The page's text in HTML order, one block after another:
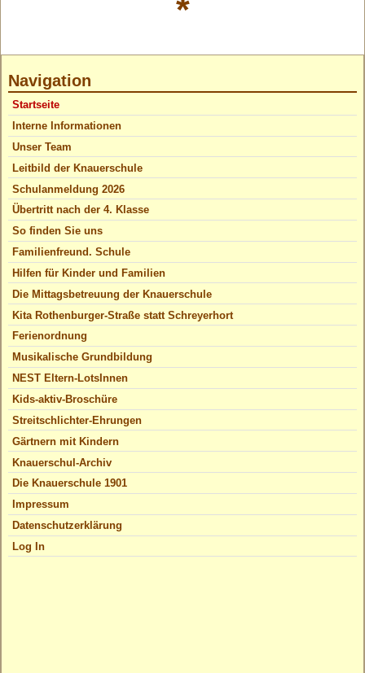
*
Navigation
Startseite
Interne Informationen
Unser Team
Leitbild der Knauerschule
Schulanmeldung 2026
Übertritt nach der 4. Klasse
So finden Sie uns
Familienfreund. Schule
Hilfen für Kinder und Familien
Die Mittagsbetreuung der Knauerschule
Kita Rothenburger-Straße statt Schreyerhort
Ferienordnung
Musikalische Grundbildung
NEST Eltern-LotsInnen
Kids-aktiv-Broschüre
Streitschlichter-Ehrungen
Gärtnern mit Kindern
Knauerschul-Archiv
Die Knauerschule 1901
Impressum
Datenschutzerklärung
Log In